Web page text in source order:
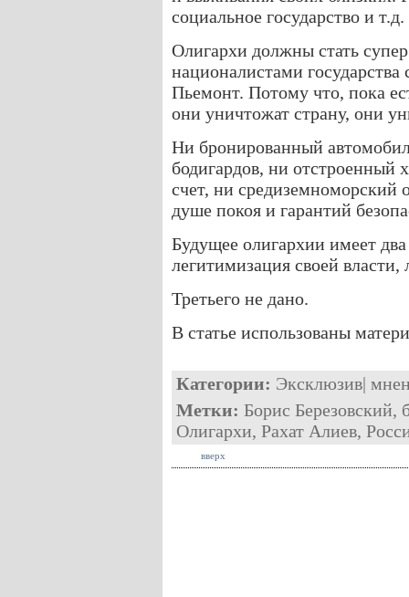
социальное государство и т.д.
Олигархи должны стать
националистами
Пьемонт. Потому что, пока
они уничтожат страну, они
Ни бронированный
бодигардов, ни
счет, ни средиземноморский
душе покоя и гарантий
Будущее олигархии имеет
легитимизация своей
Третьего не дано.
В статье использованы
Категории: Эксклюзив|
Метки: Борис Березовский,
Олигархи, Рахат Алиев,
вверх